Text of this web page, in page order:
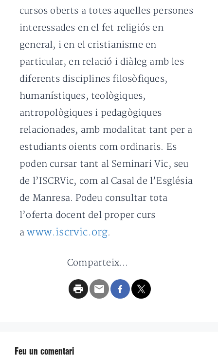
cursos oberts a totes aquelles persones
interessades en el fet religiós en
general, i en el cristianisme en
particular, en relació i diàleg amb les
diferents disciplines filosòfiques,
humanístiques, teològiques,
antropològiques i pedagògiques
relacionades, amb modalitat tant per a
estudiants oients com ordinaris. Es
poden cursar tant al Seminari Vic, seu
de l’ISCRVic, com al Casal de l’Església
de Manresa. Podeu consultar tota
l’oferta docent del proper curs
awww.iscrvic.org.
Comparteix...
Feu un comentari